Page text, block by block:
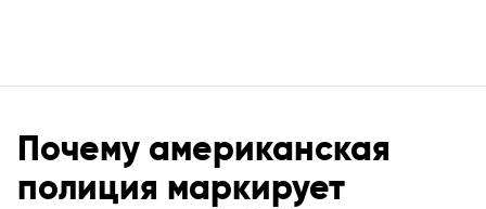
Почему американская
полиция маркирует